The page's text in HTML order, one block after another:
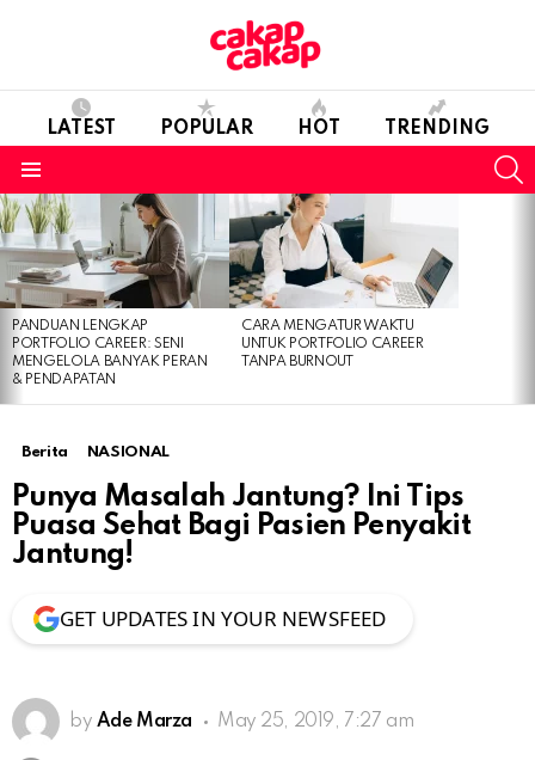
LATEST POPULAR HOT TRENDING
LATEST
STORIES
PANDUAN LENGKAP
PORTFOLIO CAREER: SENI
MENGELOLA BANYAK PERAN
& PENDAPATAN
CARA MENGATUR WAKTU
UNTUK PORTFOLIO CAREER
TANPA BURNOUT
Berita NASIONAL
Punya Masalah Jantung? Ini Tips
Puasa Sehat Bagi Pasien Penyakit
Jantung!
GET UPDATES IN YOUR NEWSFEED
by Ade Marza May 25, 2019, 7:27 am